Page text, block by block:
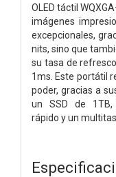
OLED táctil
imágenes
excepcionales,
nits, sino que
su tasa de
1ms. Este portátil
poder, gracias a
un SSD de 1TB,
rápido y un